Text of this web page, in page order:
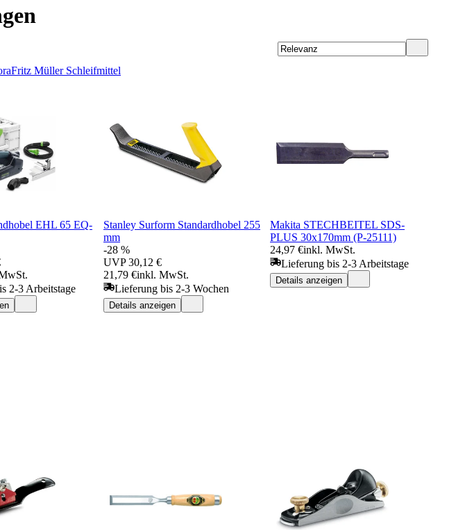
Fritz Müller Schleifmittel
EHL 65 EQ-
2-3 Arbeitstage
Stanley Surform Standardhobel 255
mm
-28 %
UVP 30,12 €
21,79 €inkl. MwSt.
Lieferung bis 2-3 Wochen
Details anzeigen
Makita STECHBEITEL SDS-
PLUS 30x170mm (P-25111)
24,97 €inkl. MwSt.
Lieferung bis 2-3 Arbeitstage
Details anzeigen